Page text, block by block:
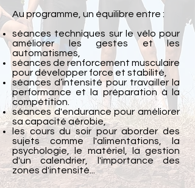
Au programme, un équilibre entre :
séances techniques sur le vélo pour
améliorer les gestes et les
automatismes,
séances de renforcement musculaire
pour développer force et stabilité,
séances d’intensité pour travailler la
performance et la préparation à la
compétition.
séances d'endurance pour améliorer
sa capacité aérobie,
les cours du soir pour aborder des
sujets comme l'alimentations, la
psychologie, le matériel, la gestion
d'un calendrier, l'importance des
zones d'intensité...